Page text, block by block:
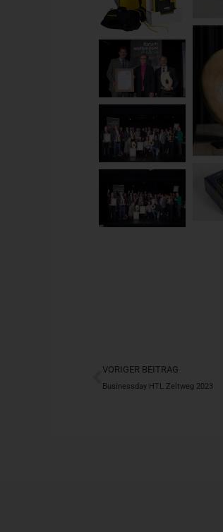
Zurück
VORIGER BEITRAG
Businessday HTL Zeltweg 2023